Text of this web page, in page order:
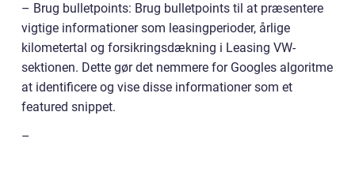
– Brug bulletpoints: Brug bulletpoints til at præsentere
vigtige informationer som leasingperioder, årlige
kilometertal og forsikringsdækning i Leasing VW-
sektionen. Dette gør det nemmere for Googles algoritme
at identificere og vise disse informationer som et
featured snippet.
–